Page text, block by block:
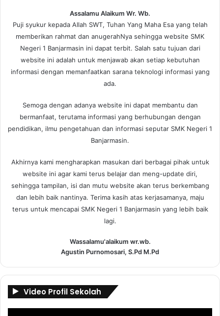
Assalamu Alaikum Wr. Wb.
Puji syukur kepada Allah SWT, Tuhan Yang Maha Esa yang telah
memberikan rahmat dan anugerahNya sehingga website SMK
Negeri 1 Banjarmasin ini dapat terbit. Salah satu tujuan dari
website ini adalah untuk menjawab akan setiap kebutuhan
informasi dengan memanfaatkan sarana teknologi informasi yang
ada.
Semoga dengan adanya website ini dapat membantu dan
bermanfaat, terutama informasi yang berhubungan dengan
pendidikan, ilmu pengetahuan dan informasi seputar SMK Negeri 1
Banjarmasin.
Akhirnya kami mengharapkan masukan dari berbagai pihak untuk
website ini agar kami terus belajar dan meng-update diri,
sehingga tampilan, isi dan mutu website akan terus berkembang
dan lebih baik nantinya. Terima kasih atas kerjasamanya, maju
terus untuk mencapai SMK Negeri 1 Banjarmasin yang lebih baik
lagi.
Wassalamu'alaikum wr.wb.
Agustin Purnomosari, S.Pd M.Pd
Video Profil Sekolah